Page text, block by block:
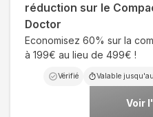
réduction sur le
Doctor
Economisez 60% sur la
à 199€ au lieu de 499€ !
Vérifié Valable jusqu'au
Voir